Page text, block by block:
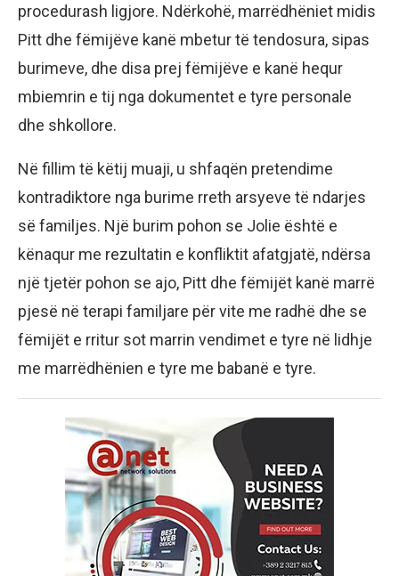
procedurash ligjore. Ndërkohë, marrëdhëniet midis
Pitt dhe fëmijëve kanë mbetur të tendosura, sipas
burimeve, dhe disa prej fëmijëve e kanë hequr
mbiemrin e tij nga dokumentet e tyre personale
dhe shkollore.
Në fillim të këtij muaji, u shfaqën pretendime
kontradiktore nga burime rreth arsyeve të ndarjes
së familjes. Një burim pohon se Jolie është e
kënaqur me rezultatin e konfliktit afatgjatë, ndërsa
një tjetër pohon se ajo, Pitt dhe fëmijët kanë marrë
pjesë në terapi familjare për vite me radhë dhe se
fëmijët e rritur sot marrin vendimet e tyre në lidhje
me marrëdhënien e tyre me babanë e tyre.